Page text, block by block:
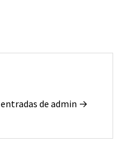
de admin →